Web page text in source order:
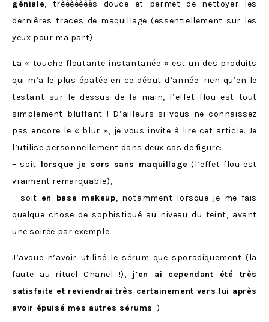
géniale, trèèèèèèès douce et permet de nettoyer les
dernières traces de maquillage (essentiellement sur les
yeux pour ma part).
La « touche floutante instantanée » est un des produits
qui m’a le plus épatée en ce début d’année: rien qu’en le
testant sur le dessus de la main, l’effet flou est tout
simplement bluffant ! D’ailleurs si vous ne connaissez
pas encore le « blur », je vous invite à lire cet article. Je
l’utilise personnellement dans deux cas de figure:
– soit lorsque je sors sans maquillage (l’effet flou est
vraiment remarquable),
– soit en base makeup, notamment lorsque je me fais
quelque chose de sophistiqué au niveau du teint, avant
une soirée par exemple.
J’avoue n’avoir utilisé le sérum que sporadiquement (la
faute au rituel Chanel !),
j’en ai cependant été très
satisfaite et reviendrai très certainement vers lui après
avoir épuisé mes autres sérums :)